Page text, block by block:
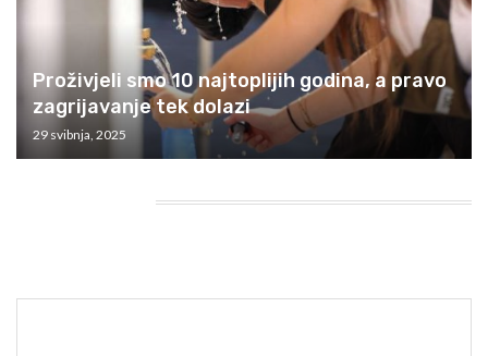
Proživjeli smo 10 najtoplijih godina, a pravo
zagrijavanje tek dolazi
29 svibnja, 2025